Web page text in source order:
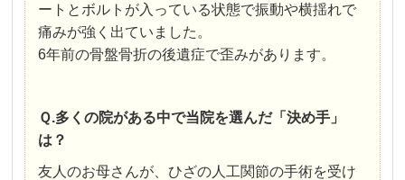
ートとボルトが入っている状態で振動や横揺れで
痛みが強く出ていました。
6年前の骨盤骨折の後遺症で歪みがあります。
Ｑ.多くの院がある中で当院を選んだ「決め手」
は？
友人のお母さんが、ひざの人工関節の手術を受け